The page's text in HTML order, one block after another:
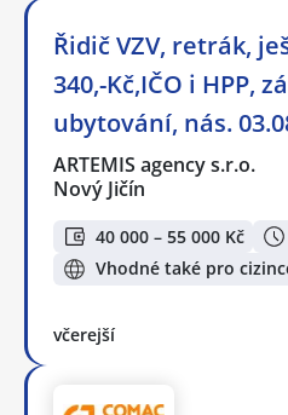
Řidič VZV, retrák,
340,-Kč,IČO i HPP,
ubytování, nás.
ARTEMIS agency s.r.o.
Nový Jičín
40 000 – 55 000 Kč
Vhodné také pro
včerejší